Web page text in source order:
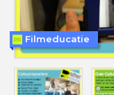
Filmeducatie